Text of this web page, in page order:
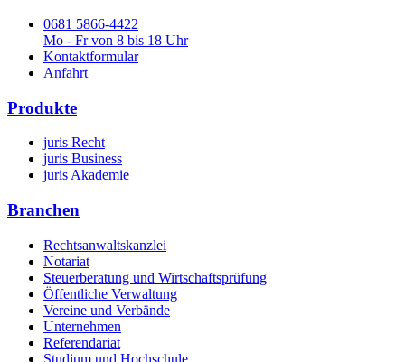
0681 5866-4422
Mo - Fr von 8 bis 18 Uhr
Kontaktformular
Anfahrt
Produkte
juris Recht
juris Business
juris Akademie
Branchen
Rechtsanwaltskanzlei
Notariat
Steuerberatung und Wirtschaftsprüfung
Öffentliche Verwaltung
Vereine und Verbände
Unternehmen
Referendariat
Studium und Hochschule